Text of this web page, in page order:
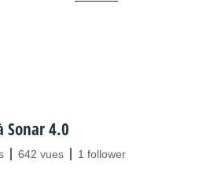
Sonar 4.0
642 vues 1 follower